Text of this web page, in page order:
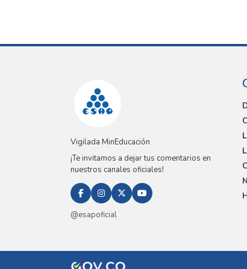
Vigilada MinEducación
¡Te invitamos a dejar tus comentarios en
nuestros canales oficiales!
@esapoficial